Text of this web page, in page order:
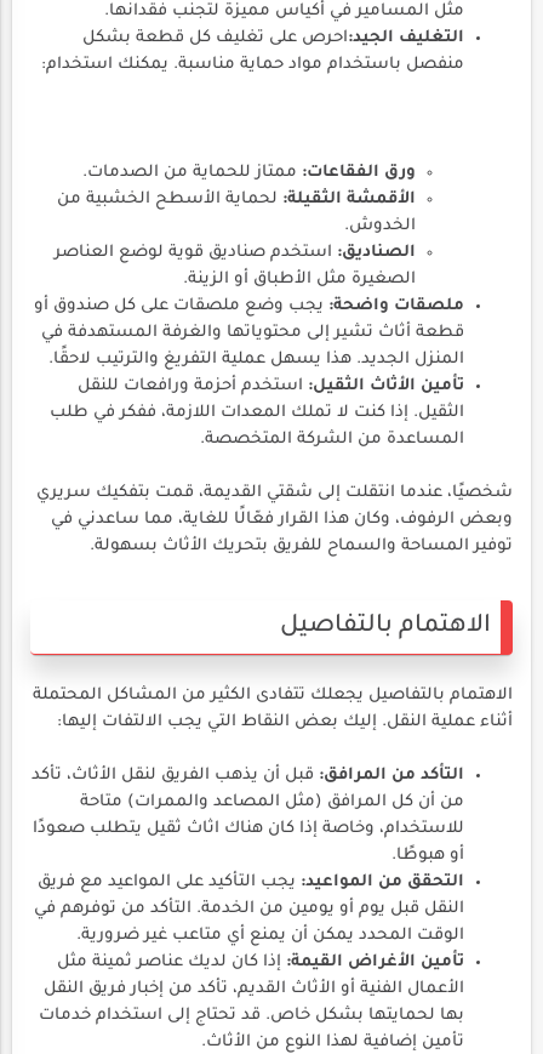
مثل المسامير في أكياس مميزة لتجنب فقدانها.
التغليف الجيد:احرص على تغليف كل قطعة بشكل
منفصل باستخدام مواد حماية مناسبة. يمكنك استخدام:
ورق الفقاعات: ممتاز للحماية من الصدمات.
الأقمشة الثقيلة: لحماية الأسطح الخشبية من
الخدوش.
الصناديق: استخدم صناديق قوية لوضع العناصر
الصغيرة مثل الأطباق أو الزينة.
ملصقات واضحة: يجب وضع ملصقات على كل صندوق أو
قطعة أثاث تشير إلى محتوياتها والغرفة المستهدفة في
المنزل الجديد. هذا يسهل عملية التفريغ والترتيب لاحقًا.
تأمين الأثاث الثقيل: استخدم أحزمة ورافعات للنقل
الثقيل. إذا كنت لا تملك المعدات اللازمة، ففكر في طلب
المساعدة من الشركة المتخصصة.
شخصيًا، عندما انتقلت إلى شقتي القديمة، قمت بتفكيك سريري
وبعض الرفوف، وكان هذا القرار فعّالًا للغاية، مما ساعدني في
توفير المساحة والسماح للفريق بتحريك الأثاث بسهولة.
الاهتمام بالتفاصيل
الاهتمام بالتفاصيل يجعلك تتفادى الكثير من المشاكل المحتملة
أثناء عملية النقل. إليك بعض النقاط التي يجب الالتفات إليها:
التأكد من المرافق: قبل أن يذهب الفريق لنقل الأثاث، تأكد
من أن كل المرافق (مثل المصاعد والممرات) متاحة
للاستخدام، وخاصة إذا كان هناك اثاث ثقيل يتطلب صعودًا
أو هبوطًا.
التحقق من المواعيد: يجب التأكيد على المواعيد مع فريق
النقل قبل يوم أو يومين من الخدمة. التأكد من توفرهم في
الوقت المحدد يمكن أن يمنع أي متاعب غير ضرورية.
تأمين الأغراض القيمة: إذا كان لديك عناصر ثمينة مثل
الأعمال الفنية أو الأثاث القديم، تأكد من إخبار فريق النقل
بها لحمايتها بشكل خاص. قد تحتاج إلى استخدام خدمات
تأمين إضافية لهذا النوع من الأثاث.